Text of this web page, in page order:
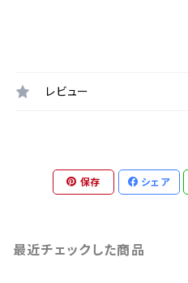
レビュー
保存 シェア
最近チェックした商品